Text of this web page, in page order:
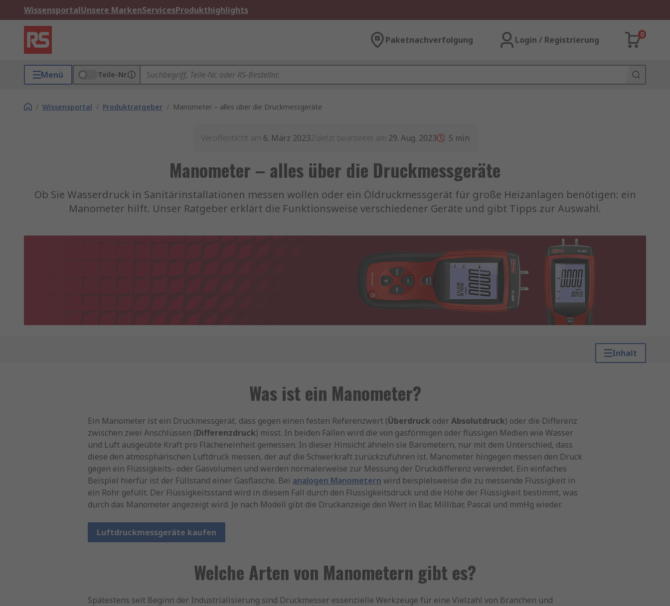
WissensportalUnsere MarkenServicesProdukthighlights
Paketnachverfolgung Login / Registrierung
0
Menü Teile-Nr.
/ Wissensportal / Produktratgeber / Manometer – alles über die Druckmessgeräte
Veröffentlicht am 6. März 2023Zuletzt bearbeitet am 29. Aug. 2023 5 min
Manometer – alles über die Druckmessgeräte
Ob Sie Wasserdruck in Sanitärinstallationen messen wollen oder ein Öldruckmessgerät für große Heizanlagen benötigen: ein
Manometer hilft. Unser Ratgeber erklärt die Funktionsweise verschiedener Geräte und gibt Tipps zur Auswahl.
Inhalt
Was ist ein Manometer?
Ein Manometer ist ein Druckmessgerät, dass gegen einen festen Referenzwert (Überdruck oderAbsolutdruck) oder die Differenz
zwischen zwei Anschlüssen (Differenzdruck) misst. In beiden Fällen wird die von gasförmigen oder flüssigen Medien wie Wasser
und Luft ausgeübte Kraft pro Flächeneinheit gemessen. In dieser Hinsicht ähneln sie Barometern, nur mit dem Unterschied, dass
diese den atmosphärischen Luftdruck messen, der auf die Schwerkraft zurückzuführen ist. Manometer hingegen messen den Druck
gegen ein Flüssigkeits- oder Gasvolumen und werden normalerweise zur Messung der Druckdifferenz verwendet. Ein einfaches
Beispiel hierfür ist der Füllstand einer Gasflasche. Bei analogen Manometern wird beispielsweise die zu messende Flüssigkeit in
ein Rohr gefüllt. Der Flüssigkeitsstand wird in diesem Fall durch den Flüssigkeitsdruck und die Höhe der Flüssigkeit bestimmt, was
durch das Manometer angezeigt wird. Je nach Modell gibt die Druckanzeige den Wert in Bar, Millibar, Pascal und mmHg wieder.
Luftdruckmessgeräte kaufen
Welche Arten von Manometern gibt es?
Spätestens seit Beginn der Industrialisierung sind Druckmesser essenzielle Werkzeuge für eine Vielzahl von Branchen und